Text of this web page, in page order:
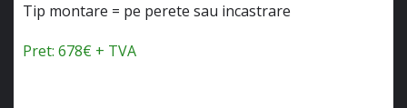
Tip montare = pe perete sau incastrare
Pret: 678€ + TVA